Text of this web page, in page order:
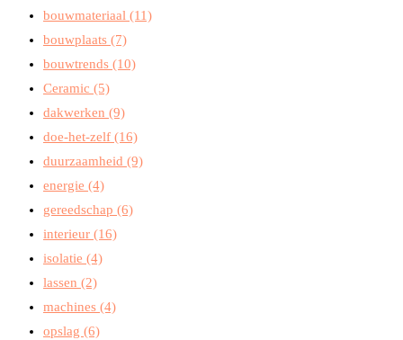
bouwmateriaal (11)
bouwplaats (7)
bouwtrends (10)
Ceramic (5)
dakwerken (9)
doe-het-zelf (16)
duurzaamheid (9)
energie (4)
gereedschap (6)
interieur (16)
isolatie (4)
lassen (2)
machines (4)
opslag (6)